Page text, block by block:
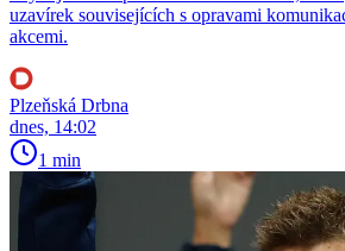
uzavírek souvisejících s opravami
akcemi.
Plzeňská Drbna
dnes, 14:02
1 min